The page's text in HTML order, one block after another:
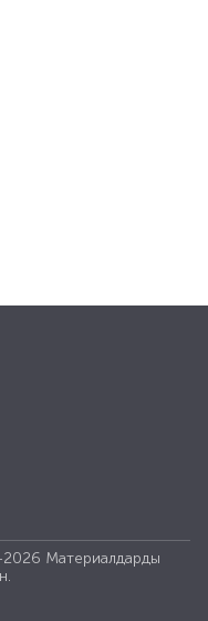
Материалдарды